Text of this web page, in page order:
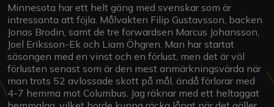
Minnesota har ett helt gäng med svenskar som är
intressanta att föjla. Målvakten Filip Gustavsson, backen
Jonas Brodin, samt de tre forwardsen Marcus Johansson,
Joel Eriksson-Ek och Liam Öhgren. Man har startat
säsongen med en vinst och en förlust, men det är väl
förlusten senast som är den mest anmärkningsvärda när
man trots 52 avlossade skott på mål, ändå förlorar med
4-7 hemma mot Columbus. Jag räknar med ett heltaggat